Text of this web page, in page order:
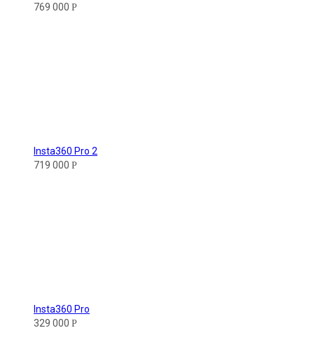
769 000 Р
Insta360 Pro 2
719 000 Р
Insta360 Pro
329 000 Р